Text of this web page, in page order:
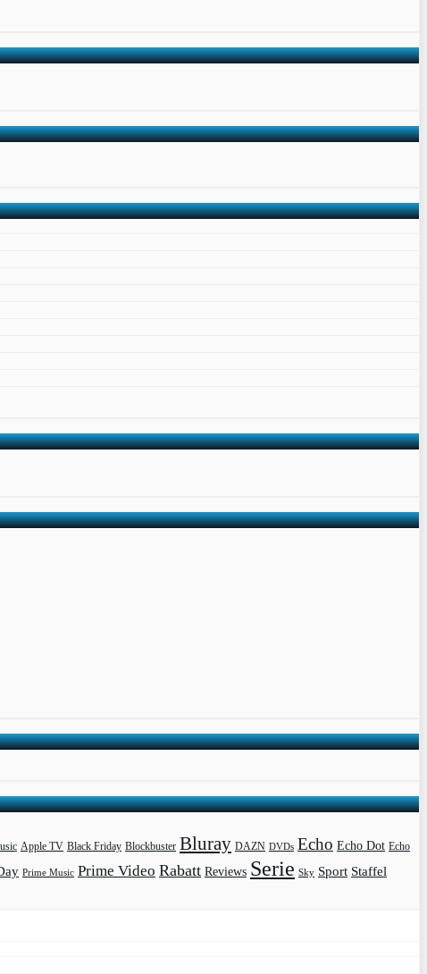
Apple TV Black Friday Blockbuster Bluray DAZN DVDs Echo Echo Dot Echo
Prime Music Prime Video Rabatt Reviews Serie Sky Sport Staffel